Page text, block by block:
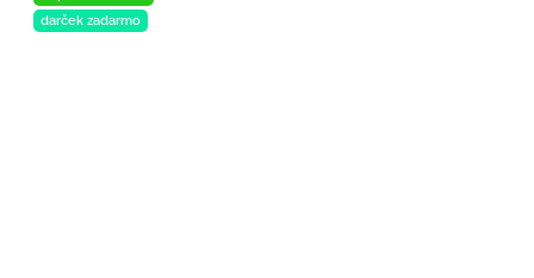
darček zadarmo